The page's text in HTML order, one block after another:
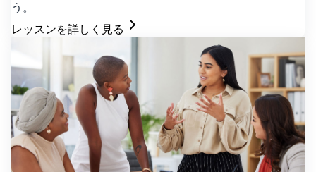
う。
レッスンを詳しく見る